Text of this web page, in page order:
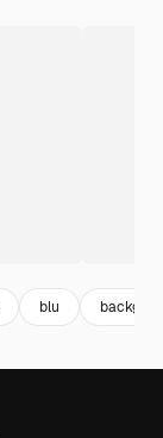
blu